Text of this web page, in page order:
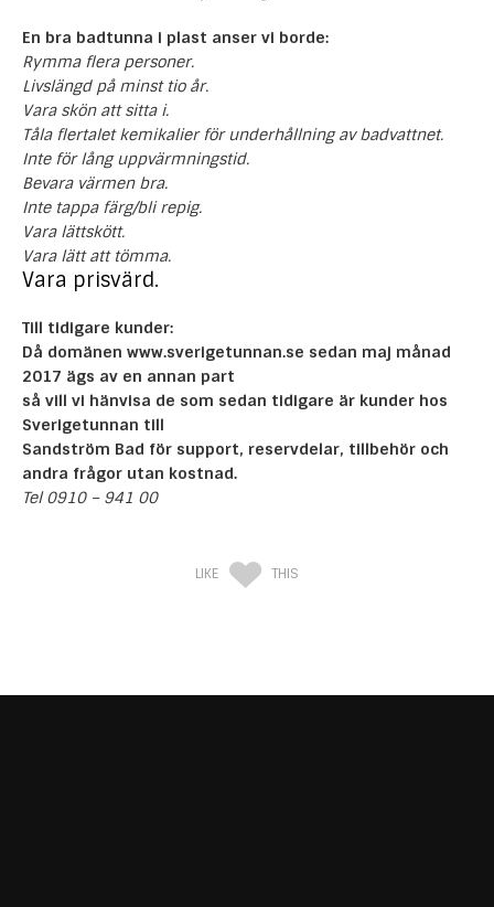
En bra badtunna i plast anser vi borde:
Rymma flera personer.
Livslängd på minst tio år.
Vara skön att sitta i.
Tåla flertalet kemikalier för underhållning av badvattnet.
Inte för lång uppvärmningstid.
Bevara värmen bra.
Inte tappa färg/bli repig.
Vara lättskött.
Vara lätt att tömma.
Vara prisvärd.
Till tidigare kunder:
Då domänen www.sverigetunnan.se sedan maj månad
2017 ägs av en annan part
så vill vi hänvisa de som sedan tidigare är kunder hos
Sverigetunnan till
Sandström Bad för support, reservdelar, tillbehör och
andra frågor utan kostnad.
Tel 0910 – 941 00
LIKE THIS